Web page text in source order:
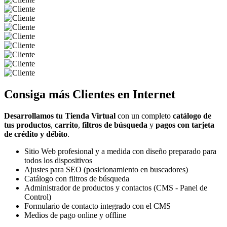
Consiga más Clientes en Internet
Desarrollamos tu Tienda Virtual con un completo catálogo de
tus productos, carrito, filtros de búsqueda y pagos con tarjeta
de crédito y débito.
Sitio Web profesional y a medida con diseño preparado para
todos los dispositivos
Ajustes para SEO (posicionamiento en buscadores)
Catálogo con filtros de búsqueda
Administrador de productos y contactos (CMS - Panel de
Control)
Formulario de contacto integrado con el CMS
Medios de pago online y offline